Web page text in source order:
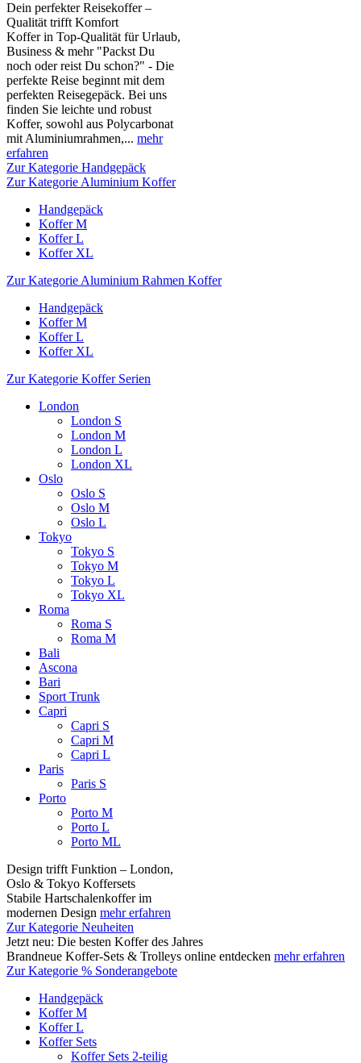
Dein perfekter Reisekoffer –
Qualität trifft Komfort
Koffer in Top-Qualität für Urlaub,
Business & mehr "Packst Du
noch oder reist Du schon?" - Die
perfekte Reise beginnt mit dem
perfekten Reisegepäck. Bei uns
finden Sie leichte und robust
Koffer, sowohl aus Polycarbonat
mit Aluminiumrahmen,... mehr
erfahren
Zur Kategorie Handgepäck
Zur Kategorie Aluminium Koffer
Handgepäck
Koffer M
Koffer L
Koffer XL
Zur Kategorie Aluminium Rahmen Koffer
Handgepäck
Koffer M
Koffer L
Koffer XL
Zur Kategorie Koffer Serien
London
London S
London M
London L
London XL
Oslo
Oslo S
Oslo M
Oslo L
Tokyo
Tokyo S
Tokyo M
Tokyo L
Tokyo XL
Roma
Roma S
Roma M
Bali
Ascona
Bari
Sport Trunk
Capri
Capri S
Capri M
Capri L
Paris
Paris S
Porto
Porto M
Porto L
Porto ML
Design trifft Funktion – London,
Oslo & Tokyo Koffersets
Stabile Hartschalenkoffer im
modernen Design mehr erfahren
Zur Kategorie Neuheiten
Jetzt neu: Die besten Koffer des Jahres
Brandneue Koffer-Sets & Trolleys online entdecken mehr erfahren
Zur Kategorie % Sonderangebote
Handgepäck
Koffer M
Koffer L
Koffer Sets
Koffer Sets 2-teilig